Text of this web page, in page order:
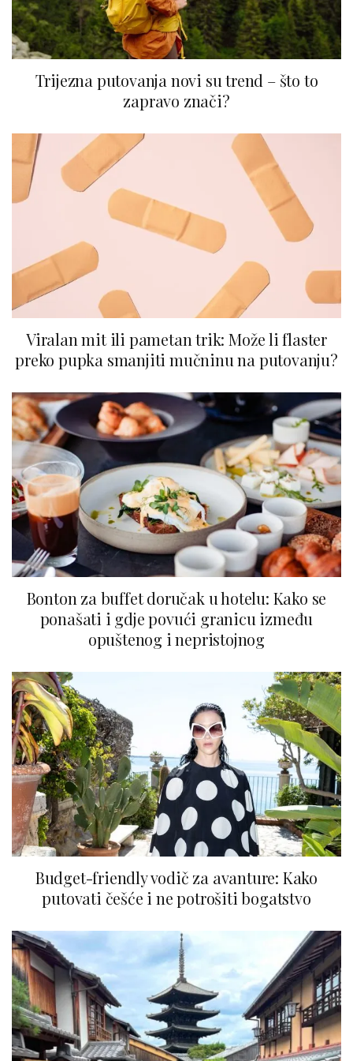
Trijezna putovanja novi su trend – što to
zapravo znači?
Viralan mit ili pametan trik: Može li flaster
preko pupka smanjiti mučninu na putovanju?
Bonton za buffet doručak u hotelu: Kako se
ponašati i gdje povući granicu između
opuštenog i nepristojnog
Budget-friendly vodič za avanture: Kako
putovati češće i ne potrošiti bogatstvo